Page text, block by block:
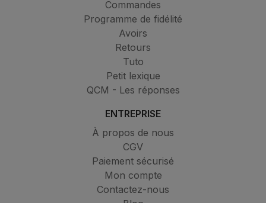
Commandes
Programme de fidélité
Avoirs
Retours
Tuto
Petit lexique
QCM - Les réponses
ENTREPRISE
À propos de nous
CGV
Paiement sécurisé
Mon compte
Contactez-nous